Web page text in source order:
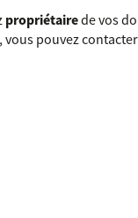
propriétairede vos
vous pouvez contacter